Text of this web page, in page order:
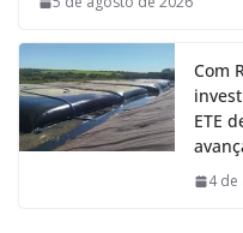
Com
ETE
4 de